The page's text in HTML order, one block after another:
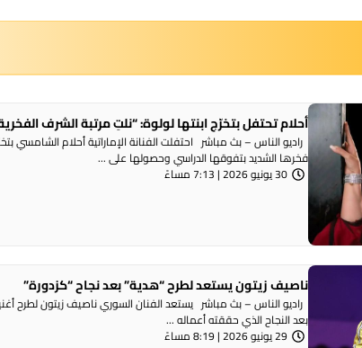
أحلام تحتفل بتخرّج ابنتها لولوة: “نلتِ مرتبة الشرف
راديو الناس – بث مباشر احتفلت الفنانة الإماراتية أحلام الشامسي
فخرها الشديد بتفوقها الدراسي وحصولها على ...
30 يونيو 2026 | 7:13 مساءً
ناصيف زيتون يستعد لطرح “هدية” بعد نجاح “كزدورة”
راديو الناس – بث مباشر يستعد الفنان السوري ناصيف زيتون لطرح
بعد النجاح الذي حققته أعماله ...
29 يونيو 2026 | 8:19 مساءً